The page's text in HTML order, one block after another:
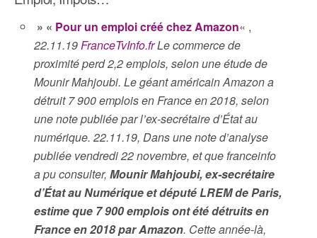
» « Pour un emploi créé chez Amazon« ,
22.11.19FranceTvInfo.frLe commerce de
proximité perd 2,2 emplois, selon une étude de
Mounir Mahjoubi. Le géant américain Amazon a
détruit 7 900 emplois en France en 2018, selon
une note publiée par l’ex-secrétaire d’État au
numérique. 22.11.19, Dans une note d’analyse
publiée vendredi 22 novembre, et que franceinfo
a pu consulter,Mounir Mahjoubi, ex-secrétaire
d’État au Numérique et député LREM de Paris,
estime que 7 900 emplois ont été détruits en
France en 2018 par Amazon. Cette année-là,